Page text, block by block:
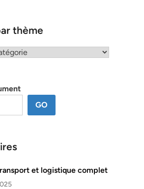
thème
GO
et logistique complet